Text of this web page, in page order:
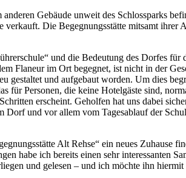
Gebäude unweit des Schlossparks
Die Begegnungsstätte mitsamt ihrer
und die Bedeutung des Dorfes
Flaneur im Ort begegnet, ist nicht in der
gestaltet und aufgebaut worden. Um dies
Personen, die keine Hotelgäste sind,
erscheint. Geholfen hat uns dabei
und vor allem vom Tagesablauf der
Alt Rehse“ ein neues Zuhause
habe ich bereits einen sehr interessanten
und gelesen – und ich möchte ihn hiermit